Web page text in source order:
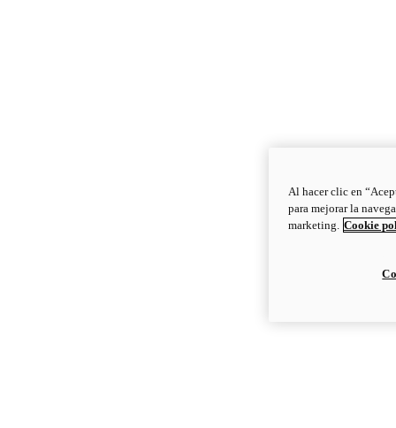
Al hacer clic en
para mejorar la
marketing. Cookie